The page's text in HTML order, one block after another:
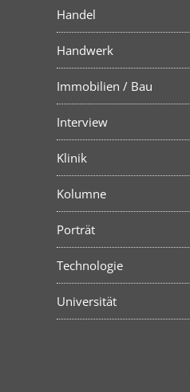
Handel
Handwerk
Immobilien / Bau
Interview
Klinik
Kolumne
Porträt
Technologie
Universität